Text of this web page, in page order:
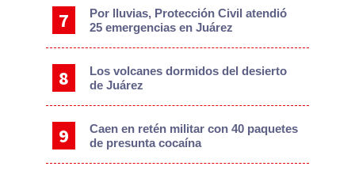
Por lluvias, Protección Civil atendió
25 emergencias en Juárez
Los volcanes dormidos del desierto
de Juárez
Caen en retén militar con 40 paquetes
de presunta cocaína